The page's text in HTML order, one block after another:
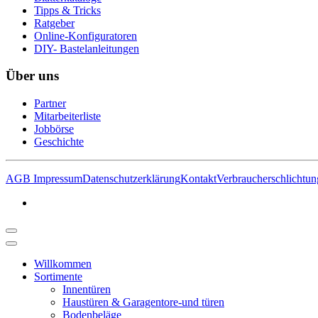
Tipps & Tricks
Ratgeber
Online-Konfiguratoren
DIY- Bastelanleitungen
Über uns
Partner
Mitarbeiterliste
Jobbörse
Geschichte
AGB ImpressumDatenschutzerklärungKontakt
Willkommen
Sortimente
Innentüren
Haustüren & Garagentore-und türen
Bodenbeläge